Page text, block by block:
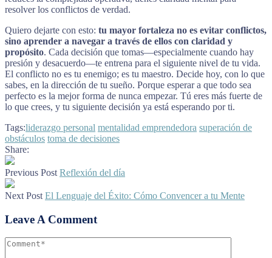
resolver los conflictos de verdad.
Quiero dejarte con esto: tu mayor fortaleza no es evitar conflictos,
sino aprender a navegar a través de ellos con claridad y
propósito. Cada decisión que tomas—especialmente cuando hay
presión y desacuerdo—te entrena para el siguiente nivel de tu vida.
El conflicto no es tu enemigo; es tu maestro. Decide hoy, con lo que
sabes, en la dirección de tu sueño. Porque esperar a que todo sea
perfecto es la mejor forma de nunca empezar. Tú eres más fuerte de
lo que crees, y tu siguiente decisión ya está esperando por ti.
Tags:liderazgo personal mentalidad emprendedora superación de
obstáculos toma de decisiones
Share:
Previous Post Reflexión del día
Next Post El Lenguaje del Éxito: Cómo Convencer a tu Mente
Leave A Comment